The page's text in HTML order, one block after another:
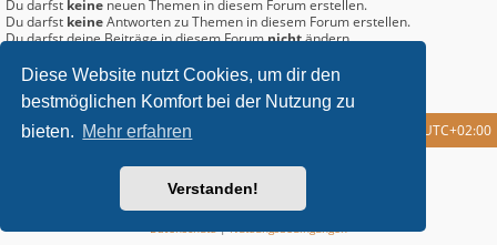
Diese Website nutzt Cookies, um dir den
bestmöglichen Komfort bei der Nutzung zu
bieten. Mehr erfahren
Verstanden!
Du darfst keine neuen Themen in diesem Forum erstellen.
Du darfst keineAntworten zu Themen in diesem Forum erstellen.
Du darfst deine Beiträge in diesem Forumnichtändern.
Du darfstkeineDateianhänge in diesem Forum erstellen.
Foren-Übersicht UTC+02:00
Alle Cookies löschen
metrolike style byEric SeguinUpdated for phpBB3.2 by
Powered byphpBB® Forum Software © phpBB Limited
Deutsche Übersetzung durchphpBB.de
Datenschutz|Nutzungsbedingungen